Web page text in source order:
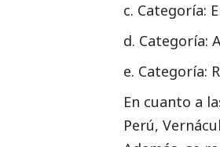
Categoría:
Categoría:
Categoría:
En cuanto a
Perú,